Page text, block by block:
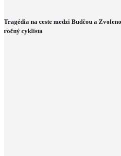
Tragédia na ceste medzi Budčou a
ročný cyklista